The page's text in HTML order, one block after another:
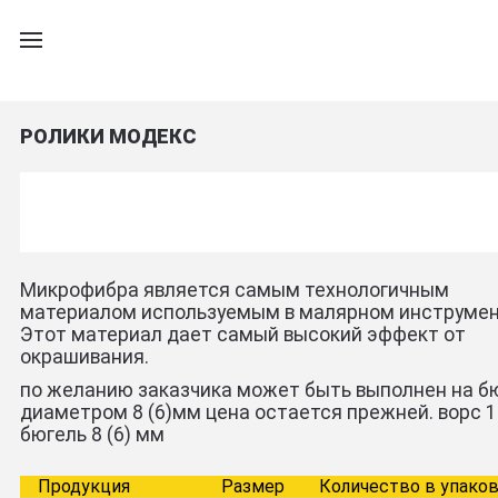
РОЛИКИ МОДЕКС
Микрофибра является самым технологичным
материалом используемым в малярном
Этот материал дает самый высокий эффект от
окрашивания.
по желанию заказчика может быть выполнен на
диаметром 8 (6)мм цена остается прежней. ворс
бюгель 8 (6) мм
Продукция Размер
Количество в